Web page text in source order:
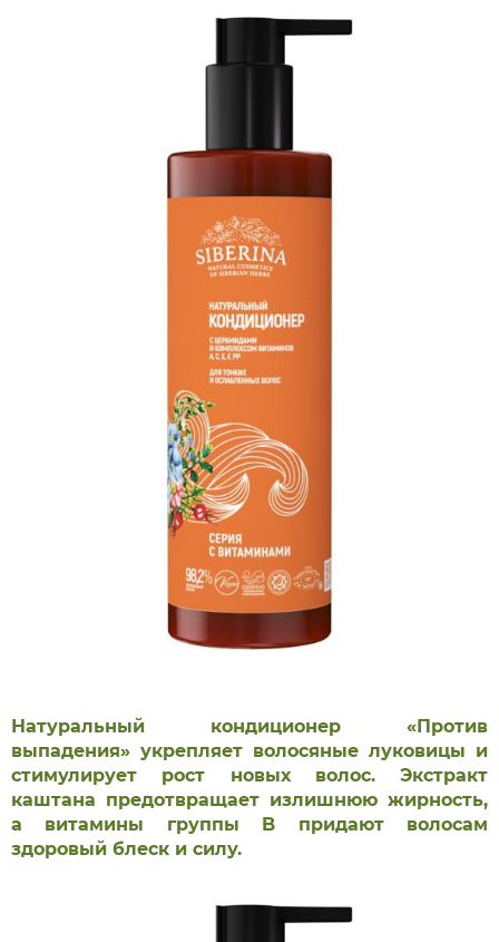
Натуральный кондиционер «Против
выпадения» укрепляет волосяные луковицы и
стимулирует рост новых волос. Экстракт
каштана предотвращает излишнюю жирность,
а витамины группы B придают волосам
здоровый блеск и силу.